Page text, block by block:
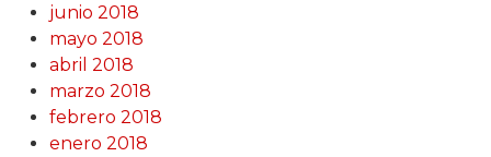
junio 2018
mayo 2018
abril 2018
marzo 2018
febrero 2018
enero 2018